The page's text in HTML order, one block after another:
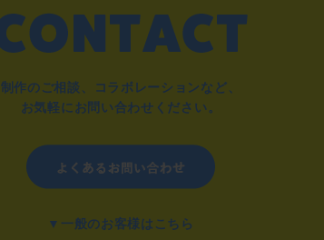
制作のご相談、コラボレーションなど、
お気軽にお問い合わせください。
▼一般のお客様はこちら